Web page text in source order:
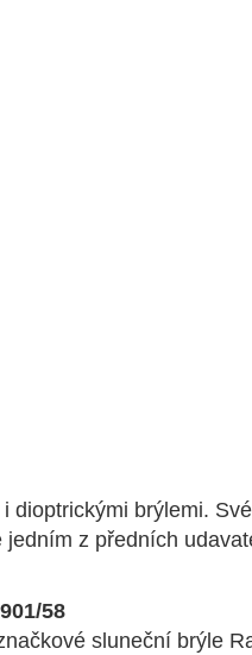
dioptrickými brýlemi.
z předních
58
sluneční brýle